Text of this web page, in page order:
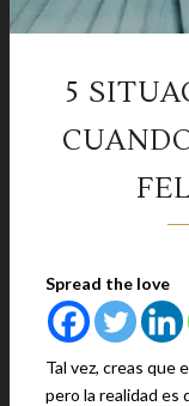
5
Spread the love
Tal vez, creas que
pero la realidad es